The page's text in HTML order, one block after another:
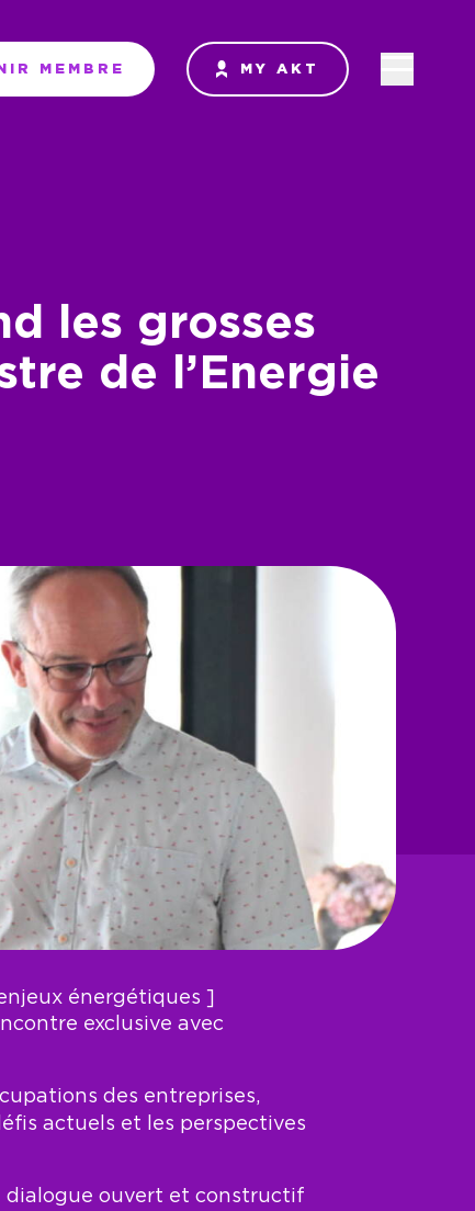
MEMBRE MY AKT
les grosses
de l’Energie
énergétiques ]
exclusive avec
des entreprises,
actuels et les perspectives
dialogue ouvert et constructif